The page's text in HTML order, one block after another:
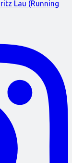
Lau (Running